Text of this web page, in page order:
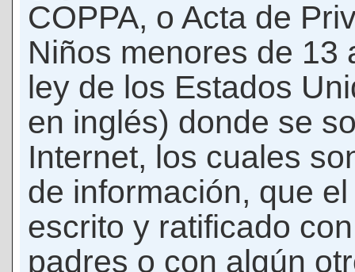
COPPA, o Acta de
Niños menores de 13
ley de los Estados
en inglés) donde se
Internet, los cuales
de información, que
escrito y ratificado
padres o con algún